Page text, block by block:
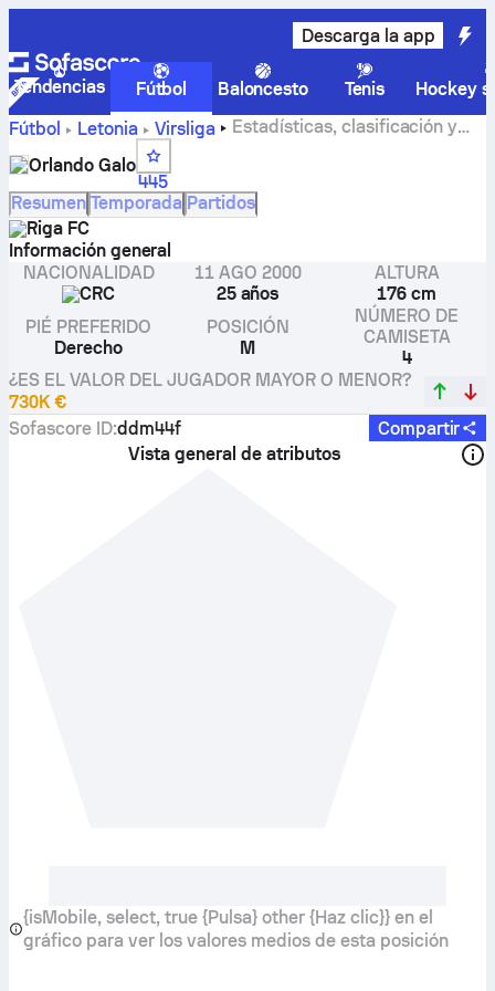
Descarga la app
Tendencias Fútbol Baloncesto Tenis
Hockey
Fútbol
Letonia Virsliga
Estadísticas, clasificación y
goles de Orlando Galo
Orlando Galo
445
Resumen Temporada Partidos
Riga FC
Información general
NACIONALIDAD
CRC
11 AGO 2000
25 años
ALTURA
176 cm
PIÉ PREFERIDO
Derecho
POSICIÓN
M
NÚMERO DE
CAMISETA
4
¿ES EL VALOR DEL JUGADOR MAYOR O MENOR?
730K €
Sofascore ID:ddm44f
Compartir
Vista general de atributos
{isMobile, select, true {Pulsa} other {Haz clic}} en el
gráfico para ver los valores medios de esta posición